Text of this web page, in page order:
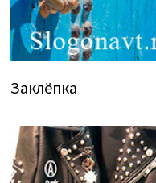
Заклёпка